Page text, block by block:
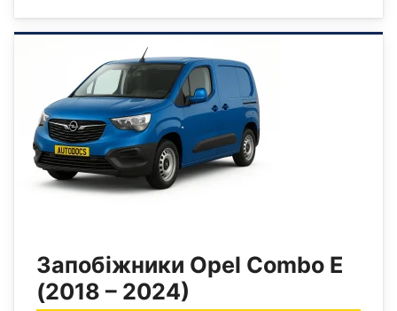
Запобіжники Opel Combo E
(2018 – 2024)